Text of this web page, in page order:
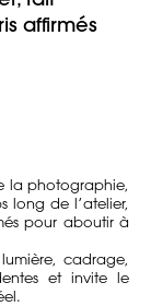
affirmés
la photographie,
long de l’atelier,
pour aboutir à
cadrage,
et invite le